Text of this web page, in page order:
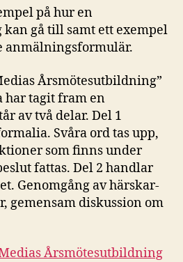
på hur en
gå till samt ett exempel
anmälningsformulär.
Årsmötesutbildning”
har tagit fram en
av två delar. Del 1
Svåra ord tas upp,
som finns under
fattas. Del 2 handlar
Genomgång av härskar-
gemensam diskussion om
Årsmötesutbildning